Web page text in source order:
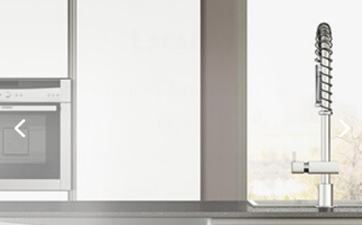
que tienen más
hora de crear cualquier color
y textura.